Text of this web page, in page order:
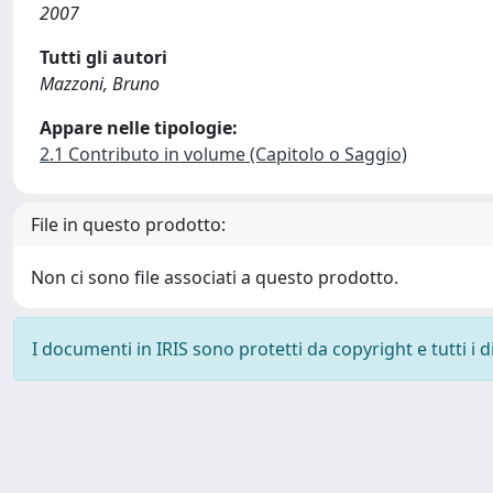
2007
Tutti gli autori
Mazzoni, Bruno
Appare nelle tipologie:
2.1 Contributo in volume (Capitolo o Saggio)
File in questo prodotto:
Non ci sono file associati a questo prodotto.
I documenti in IRIS sono protetti da copyright e tutti i